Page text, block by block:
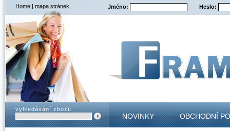
Home | mapa stránek Jméno: Heslo:
vyhledávání zboží:
NOVINKY OBCHODNÍ